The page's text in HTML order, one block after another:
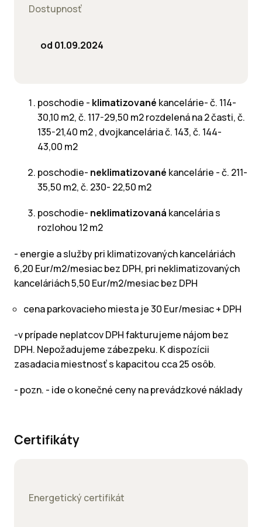
Dostupnosť
od 01.09.2024
poschodie - klimatizované kancelárie- č. 114-
30,10 m2, č. 117-29,50 m2 rozdelená na 2 časti, č.
135-21,40 m2 , dvojkancelária č. 143, č. 144-
43,00 m2
poschodie- neklimatizované kancelárie - č. 211-
35,50 m2, č. 230- 22,50 m2
poschodie- neklimatizovaná kancelária s
rozlohou 12 m2
- energie a služby pri klimatizovaných kanceláriách
6,20 Eur/m2/mesiac bez DPH, pri neklimatizovaných
kanceláriách 5,50 Eur/m2/mesiac bez DPH
cena parkovacieho miesta je 30 Eur/mesiac + DPH
-v prípade neplatcov DPH fakturujeme nájom bez
DPH. Nepožadujeme zábezpeku. K dispozícii
zasadacia miestnosť s kapacitou cca 25 osôb.
- pozn. - ide o konečné ceny na prevádzkové náklady
Certifikáty
Energetický certifikát